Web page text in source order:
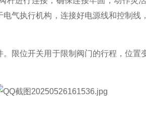
气执行机构，连接好电源线和控制
。限位开关用于限制阀门的行程，位